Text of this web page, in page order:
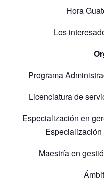
Hora
Los
Programa
Licenciatura de
Especialización en
Maestría en